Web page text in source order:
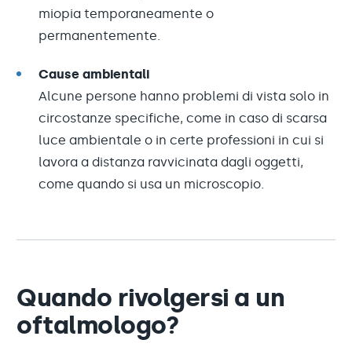
miopia temporaneamente o
permanentemente.
Cause ambientali
Alcune persone hanno problemi di vista solo in
circostanze specifiche, come in caso di scarsa
luce ambientale o in certe professioni in cui si
lavora a distanza ravvicinata dagli oggetti,
come quando si usa un microscopio.
Quando rivolgersi a un
oftalmologo?